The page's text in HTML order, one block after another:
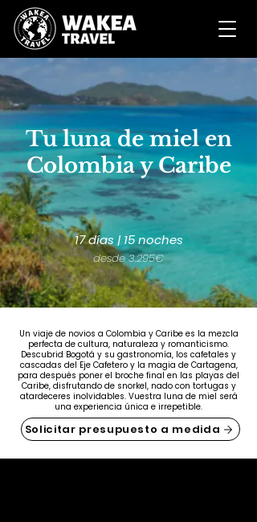
Tu luna de miel en
Colombia y Caribe
17 días | 15 noches
desde 3.295€
Un viaje de novios a Colombia y Caribe es la mezcla
perfecta de cultura, naturaleza y romanticismo.
Descubrid Bogotá y su gastronomía, los cafetales y
cascadas del Eje Cafetero y la magia de Cartagena,
para después poner el broche final en las playas del
Caribe, disfrutando de snorkel, nado con tortugas y
atardeceres inolvidables. Vuestra luna de miel será
una experiencia única e irrepetible.
Solicitar presupuesto a medida